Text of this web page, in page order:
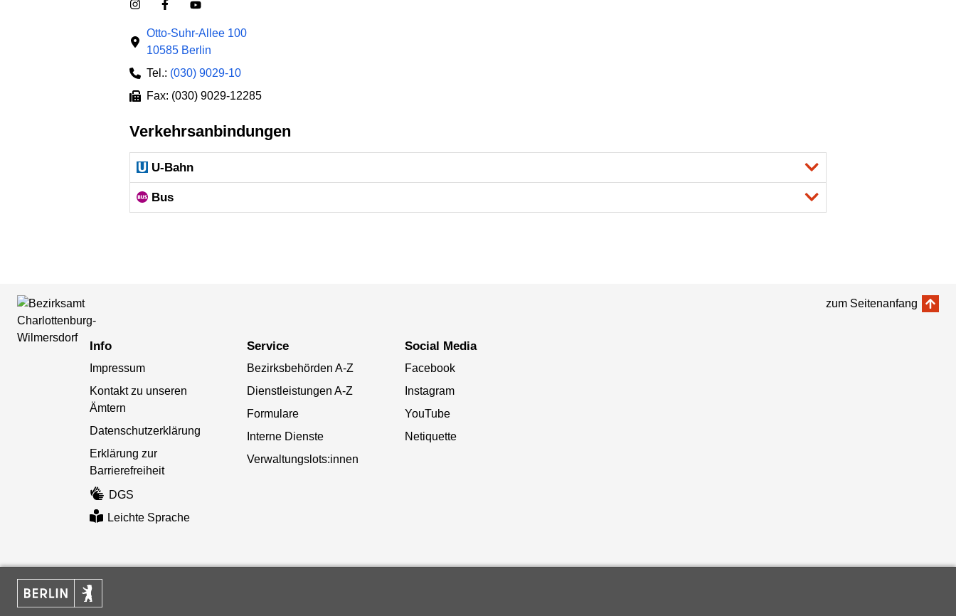
Otto-Suhr-Allee 100
10585 Berlin
Tel.: (030) 9029-10
Fax: (030) 9029-12285
Verkehrsanbindungen
U-Bahn
Bus
zum Seitenanfang
Info
Impressum
Kontakt zu unseren
Ämtern
Datenschutzerklärung
Erklärung zur
Barrierefreiheit
DGS
Leichte Sprache
Service
Bezirksbehörden A-Z
Dienstleistungen A-Z
Formulare
Interne Dienste
Verwaltungslots:innen
Social Media
Facebook
Instagram
YouTube
Netiquette